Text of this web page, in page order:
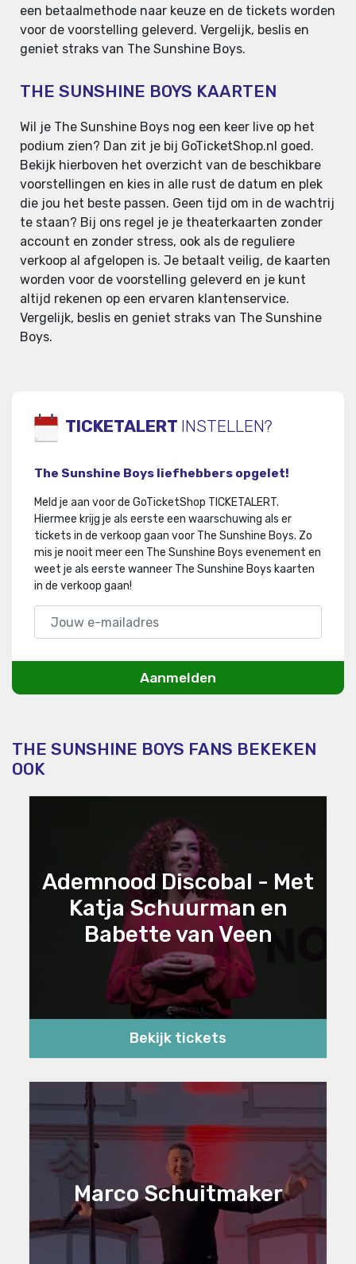
een betaalmethode naar keuze en de tickets worden
voor de voorstelling geleverd. Vergelijk, beslis en
geniet straks van The Sunshine Boys.
THE SUNSHINE BOYS KAARTEN
Wil je The Sunshine Boys nog een keer live op het
podium zien? Dan zit je bij GoTicketShop.nl goed.
Bekijk hierboven het overzicht van de beschikbare
voorstellingen en kies in alle rust de datum en plek
die jou het beste passen. Geen tijd om in de wachtrij
te staan? Bij ons regel je je theaterkaarten zonder
account en zonder stress, ook als de reguliere
verkoop al afgelopen is. Je betaalt veilig, de kaarten
worden voor de voorstelling geleverd en je kunt
altijd rekenen op een ervaren klantenservice.
Vergelijk, beslis en geniet straks van The Sunshine
Boys.
TICKETALERT INSTELLEN?
The Sunshine Boys liefhebbers opgelet!
Meld je aan voor de GoTicketShop TICKETALERT.
Hiermee krijg je als eerste een waarschuwing als er
tickets in de verkoop gaan voor The Sunshine Boys. Zo
mis je nooit meer een The Sunshine Boys evenement en
weet je als eerste wanneer The Sunshine Boys kaarten
in de verkoop gaan!
Aanmelden
THE SUNSHINE BOYS FANS BEKEKEN
OOK
Ademnood Discobal - Met
Katja Schuurman en
Babette van Veen
Bekijk tickets
Marco Schuitmaker